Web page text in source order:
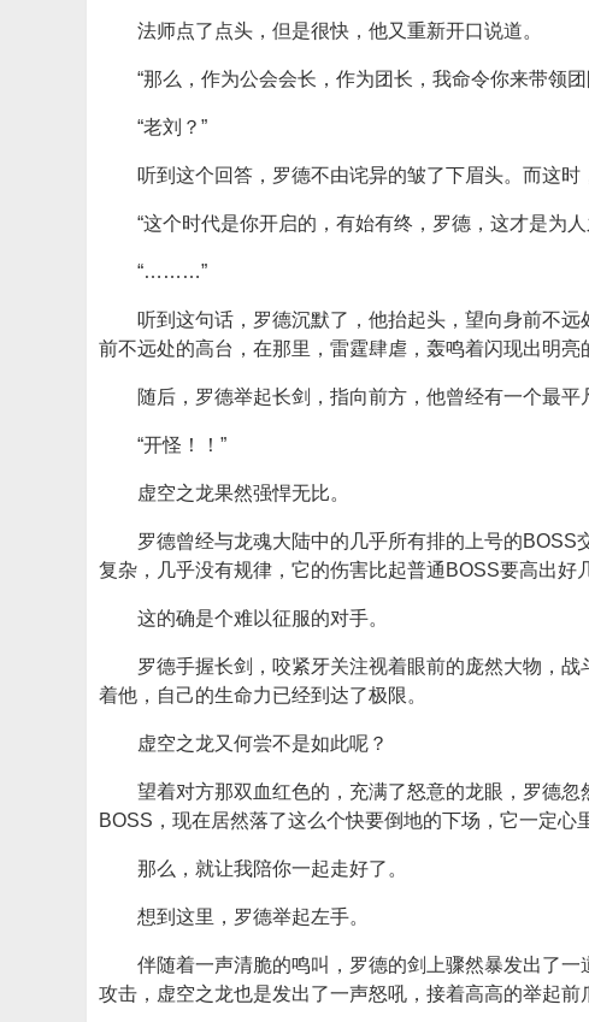
法师点了点头，但是很快，他又重新开口说道。
“那么，作为公会会长，作为团长，我命令你来带领团
“老刘？”
听到这个回答，罗德不由诧异的皱了下眉头。而这
“这个时代是你开启的，有始有终，罗德，这才是为人
“………”
听到这句话，罗德沉默了，他抬起头，望向身前不
前不远处的高台，在那里，雷霆肆虐，轰鸣着闪现出明亮
随后，罗德举起长剑，指向前方，他曾经有一个最
“开怪！！”
虚空之龙果然强悍无比。
罗德曾经与龙魂大陆中的几乎所有排的上号的
复杂，几乎没有规律，它的伤害比起普通BOSS要高出好
这的确是个难以征服的对手。
罗德手握长剑，咬紧牙关注视着眼前的庞然大物，
着他，自己的生命力已经到达了极限。
虚空之龙又何尝不是如此呢？
望着对方那双血红色的，充满了怒意的龙眼，罗德
BOSS，现在居然落了这么个快要倒地的下场，它一定心
那么，就让我陪你一起走好了。
想到这里，罗德举起左手。
伴随着一声清脆的鸣叫，罗德的剑上骤然暴发出了
攻击，虚空之龙也是发出了一声怒吼，接着高高的举起前